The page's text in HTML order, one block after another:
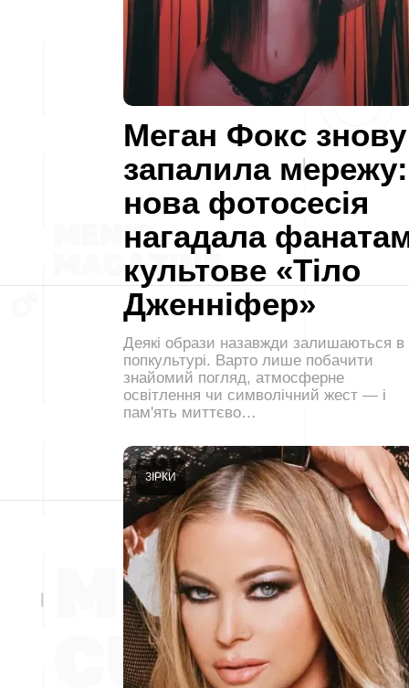
Меган Фокс знову
запалила мережу:
нова фотосесія
нагадала
культове «Тіло
Дженніфер»
Деякі образи назавжди залишаються в
попкультурі. Варто лише побачити
знайомий погляд, атмосферне
освітлення чи символічний жест — і
пам'ять миттєво…
ЗІРКИ